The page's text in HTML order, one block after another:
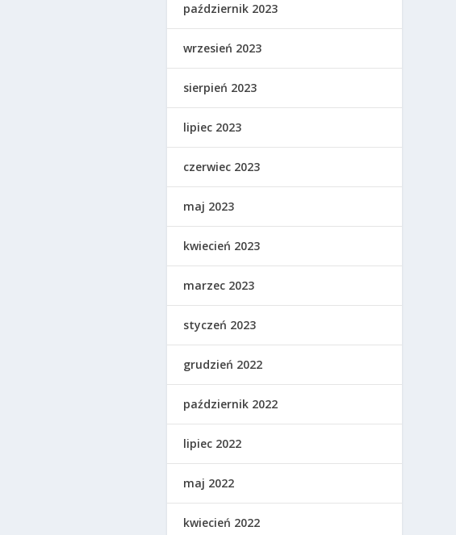
październik 2023
wrzesień 2023
sierpień 2023
lipiec 2023
czerwiec 2023
maj 2023
kwiecień 2023
marzec 2023
styczeń 2023
grudzień 2022
październik 2022
lipiec 2022
maj 2022
kwiecień 2022